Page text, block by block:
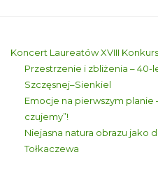
Koncert Laureatów XVIII
Przestrzenie i zbliżenia –
Szczęsnej–Sienkiel
Emocje na pierwszym planie
czujemy”!
Niejasna natura obrazu jako
Tołkaczewa